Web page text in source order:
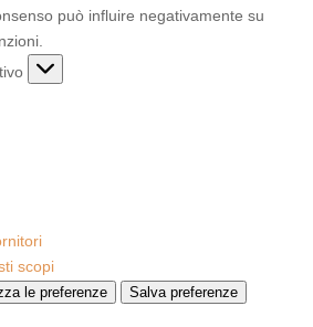
può influire negativamente su
scopi
le preferenze Salva preferenze